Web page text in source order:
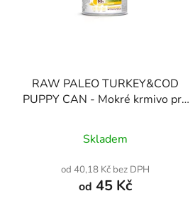
RAW PALEO TURKEY&COD
PUPPY CAN - Mokré krmivo pro
hodnocení
produktu
je
Skladem
od 40,18 Kč bez DPH
od 45 Kč